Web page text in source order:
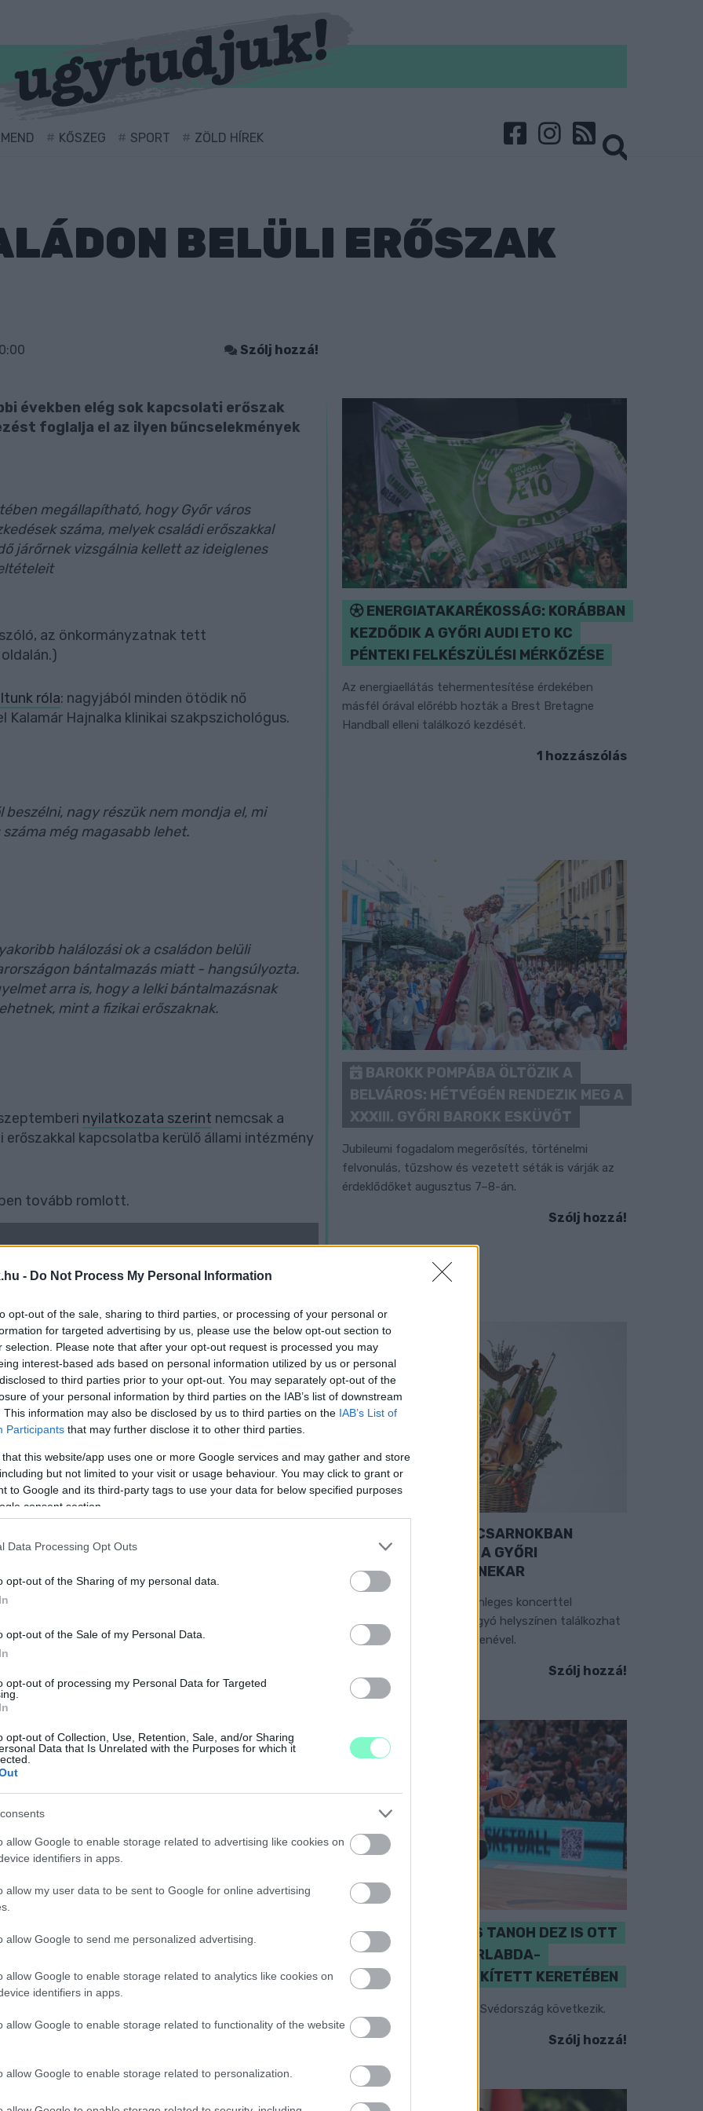
- Do Not Process My Personal Information
opt-out of the sale, sharing to third parties, or processing of your personal or
for targeted advertising by us, please use the below opt-out section to
selection. Please note that after your opt-out request is processed you may
interest-based ads based on personal information utilized by us or personal
to third parties prior to your opt-out. You may separately opt-out of the
of your personal information by third parties on the IAB’s list of downstream
This information may also be disclosed by us to third parties on the IAB’s List of
Participants that may further disclose it to other third parties.
that this website/app uses one or more Google services and may gather and store
but not limited to your visit or usage behaviour. You may click to grant or
to Google and its third-party tags to use your data for below specified purposes
consent section.
Data Processing Opt Outs
opt-out of the Sharing of my personal data.
opt-out of the Sale of my Personal Data.
opt-out of processing my Personal Data for Targeted
opt-out of Collection, Use, Retention, Sale, and/or Sharing
Data that Is Unrelated with the Purposes for which it
allow Google to enable storage related to advertising like cookies on
identifiers in apps.
allow my user data to be sent to Google for online advertising
allow Google to send me personalized advertising.
allow Google to enable storage related to analytics like cookies on
identifiers in apps.
allow Google to enable storage related to functionality of the website
allow Google to enable storage related to personalization.
KŐSZEG SPORT ZÖLD HÍREK
BELÜLI ERŐSZAK
Szólj hozzá!
években elég sok kapcsolati erőszak
foglalja el az ilyen bűncselekmények
megállapítható, hogy Győr város
száma, melyek családi erőszakkal
járőrnek vizsgálnia kellett az ideiglenes
az önkormányzatnak tett
róla: nagyjából minden ötödik nő
Hajnalka klinikai szakpszichológus.
nagy részük nem mondja el, mi
még magasabb lehet.
halálozási ok a családon belüli
bántalmazás miatt - hangsúlyozta.
arra is, hogy a lelki bántalmazásnak
mint a fizikai erőszaknak.
nyilatkozata szerint nemcsak a
erőszakkal kapcsolatba kerülő állami intézmény
tovább romlott.
élettárs között alakult ki, főként a
alkoholprobléma miatt – szól a
általában visszatérő fizikai
bántalmazás miatt került sor
miatt több rendőri intézkedést kellett
vezethető vissza. A családok
miatt a vélt és valós sérelmek
ENERGIATAKARÉKOSSÁG: KORÁBBAN
KEZDŐDIK A GYŐRI AUDI ETO KC
PÉNTEKI FELKÉSZÜLÉSI MÉRKŐZÉSE
Az energiaellátás tehermentesítése érdekében
másfél órával előrébb hozták a Brest Bretagne
Handball elleni találkozó kezdését.
1 hozzászólás
BAROKK POMPÁBA ÖLTÖZIK A
BELVÁROS: HÉTVÉGÉN RENDEZIK MEG A
XXXIII. GYŐRI BAROKK ESKÜVŐT
Jubileumi fogadalom megerősítés, történelmi
felvonulás, tűzshow és vezetett séták is várják az
érdeklődőket augusztus 7–8-án.
Szólj hozzá!
EXTRA: A VÁSÁRCSARNOKBAN
NYITJA ÚJ ÉVADÁT A GYŐRI
FILHARMONIKUS ZENEKAR
A „Zenélő piac” című különleges koncerttel
szeptember 7-én rendhagyó helyszínen találkozhat
a közönség a klasszikus zenével.
Szólj hozzá!
PERL, VÁRADI ÉS TANOH DEZ IS OTT
VAN A FÉRFI KOSÁRLABDA-
VÁLOGATOTT SZŰKÍTETT KERETÉBEN
Észtország, Szlovénia és Svédország következik.
Szólj hozzá!